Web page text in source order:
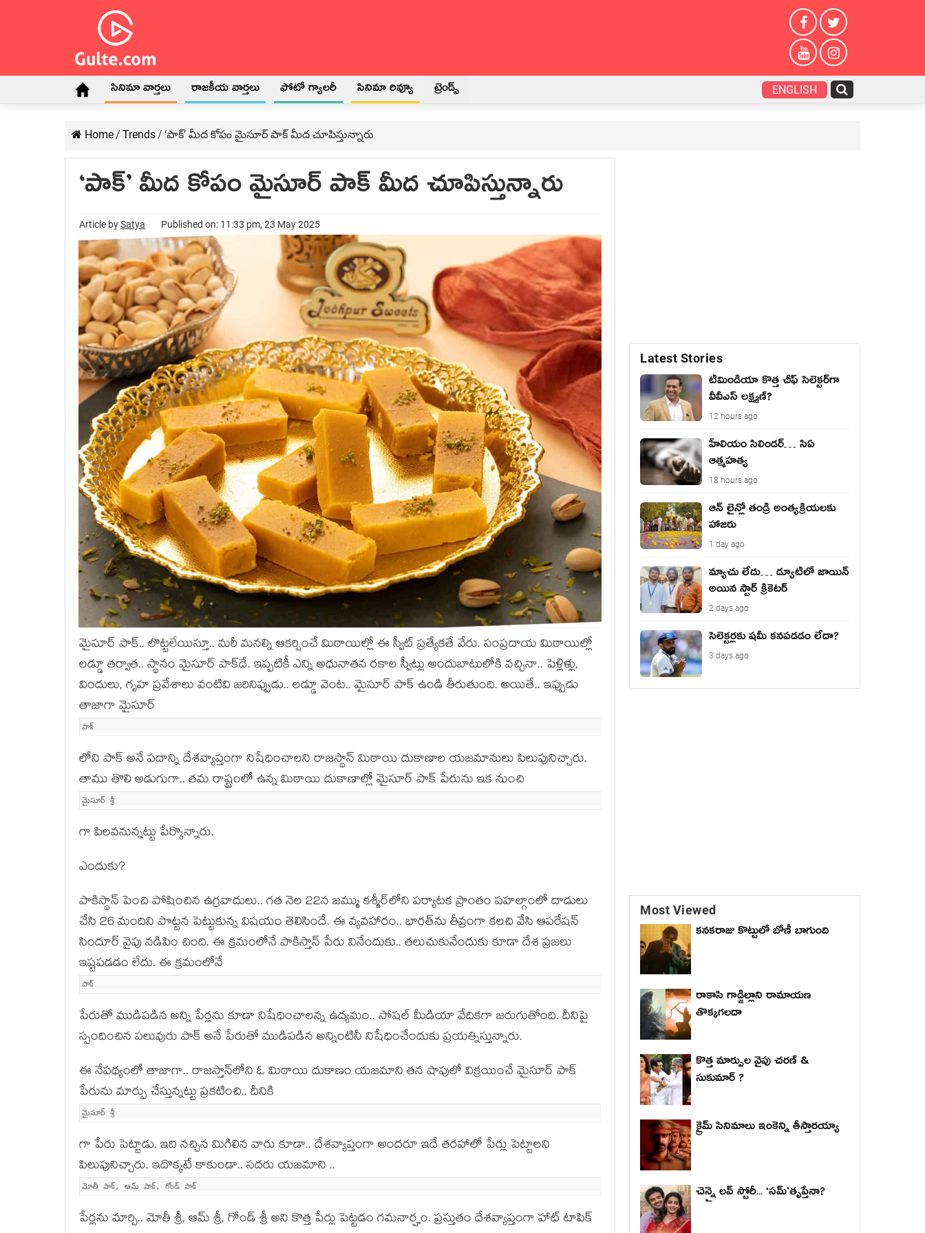
సినిమా వార్తలు రాజకీయ వార్తలు ఫోటో గ్యాలరీ సినిమా రివ్యూ ట్రెండ్స్ ENGLISH
Home/ Trends/ ‘పాక్‌’ మీద కోపం మైసూర్ పాక్‌ మీద చూపిస్తున్నారు
‘పాక్‌’ మీద కోపం మైసూర్ పాక్‌ మీద చూపిస్తున్నారు
Article bySatya Published on: 11:33 pm, 23 May 2025
మైసూర్ పాక్‌.. లొట్ట‌లేయిస్తూ.. మ‌రీ మ‌న‌ల్ని ఆక‌ర్షించే మిఠాయిల్లో ఈ స్వీట్ ప్ర‌త్యేక‌తే వేరు. సంప్ర‌దాయ మిఠాయిల్లో
ల‌డ్డూ త‌ర్వాత‌.. స్థానం మైసూర్ పాక్‌దే. ఇప్ప‌టికీ ఎన్ని అధునాత‌న ర‌కాల స్వీట్లు అందుబాటులోకి వ‌చ్చినా.. పెళ్లిళ్లు,
విందులు, గృహ ప్ర‌వేశాలు వంటివి జ‌రినిప్పుడు.. ల‌డ్డూ వెంట‌.. మైసూర్ పాక్ ఉండి తీరుతుంది. అయితే.. ఇప్పుడు
తాజాగా మైసూర్
పాక్‌
లోని పాక్ అనే ప‌దాన్ని దేశ‌వ్యాప్తంగా నిషేధించాల‌ని రాజ‌స్థాన్ మిఠాయి దుకాణాల య‌జ‌మానులు పిలుపునిచ్చారు.
తాము తొలి అడుగుగా.. త‌మ రాష్ట్రంలో ఉన్న మిఠాయి దుకాణాల్లో మైసూర్ పాక్ పేరును ఇక నుంచి
మైసూర్ శ్రీ
గా పిల‌వ‌నున్న‌ట్టు పేర్కొన్నారు.
ఎందుకు?
పాకిస్థాన్ పెంచి పోషించిన ఉగ్ర‌వాదులు.. గ‌త నెల 22న జ‌మ్ము క‌శ్మీర్‌లోని ప‌ర్యాట‌క ప్రాంతం ప‌హ‌ల్గాంలో దాడులు
చేసి 26 మందిని పొట్ట‌న పెట్టుకున్న విష‌యం తెలిసిందే. ఈ వ్య‌వ‌హారం.. భార‌త్‌ను తీవ్రంగా క‌ల‌చి వేసి ఆప‌రేష‌న్
సిందూర్ వైపు న‌డిపిం చింది. ఈ క్ర‌మంలోనే పాకిస్తాన్ పేరు వినేందుకు.. త‌లుచుకునేందుకు కూడా దేశ ప్ర‌జ‌లు
ఇష్ట‌ప‌డ‌డం లేదు. ఈ క్ర‌మంలోనే
పాక్‌
పేరుతో ముడిప‌డిన అన్ని పేర్ల‌ను కూడా నిషేధించాల‌న్న ఉద్య‌మం.. సోష‌ల్ మీడియా వేదికగా జ‌రుగుతోంది. దీనిపై
స్పందించిన ప‌లువురు పాక్ అనే పేరుతో ముడిప‌డిన అన్నింటినీ నిషేధించేందుకు ప్ర‌య‌త్నిస్తున్నారు.
ఈ నేప‌థ్యంలో తాజాగా.. రాజ‌స్తాన్‌లోని ఓ మిఠాయి దుకాణం య‌జ‌మాని త‌న షాపులో విక్ర‌యించే మైసూర్ పాక్
పేరును మార్పు చేస్తున్న‌ట్టు ప్ర‌క‌టించి.. దీనికి
మైసూర్ శ్రీ
గా పేరు పెట్టాడు. ఇది న‌చ్చిన మిగిలిన వారు కూడా.. దేశ‌వ్యాప్తంగా అంద‌రూ ఇదే త‌ర‌హాలో పేర్లు పెట్టాల‌ని
పిలుపునిచ్చారు. ఇదొక్క‌టే కాకుండా.. స‌ద‌రు య‌జ‌మాని ..
మోతీ పాక్‌, ఆమ్‌ పాక్‌, గోండ్‌ పాక్‌
పేర్లను మార్చి.. మోతీ శ్రీ, ఆమ్‌ శ్రీ, గోండ్‌ శ్రీ అని కొత్త పేర్లు పెట్టడం గ‌మ‌నార్హం. ప్ర‌స్తుతం దేశ‌వ్యాప్తంగా హాట్ టాపిక్
Latest Stories
టీమిండియా కొత్త చీఫ్ సెలెక్టర్‌గా
వీవీఎస్ లక్ష్మణ్?
12 hours ago
హీలియం సిలిండర్… సిఏ
ఆత్మహత్య
18 hours ago
ఆన్ లైన్లో తండ్రి అంత్యక్రియలకు
హాజరు
1 day ago
మ్యాచు లేదు… డ్యూటీలో జాయిన్
అయిన స్టార్ క్రికెటర్
2 days ago
సెలెక్టర్లకు షమీ కనపడడం లేదా?
3 days ago
Most Viewed
కనకరాజు కొట్టులో బోణీ బాగుంది
రాకాసి గాడ్జిల్లాని రామాయణ
తొక్కగలదా
కొత్త మార్పుల వైపు చరణ్ &
సుకుమార్ ?
క్రైమ్ సినిమాలు ఇంకెన్ని తీస్తారయ్యా
చెన్నై లవ్ స్టోరీ... ‘సమ్’తృప్తేనా?